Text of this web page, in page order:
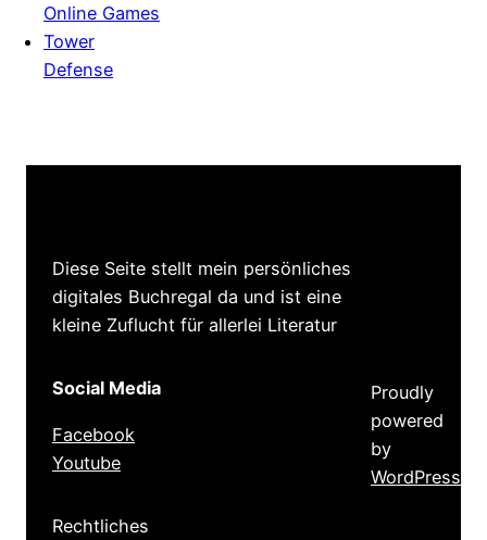
Online Games
Tower
Defense
Diese Seite stellt mein persönliches
digitales Buchregal da und ist eine
kleine Zuflucht für allerlei Literatur
Social Media
Facebook
Youtube
Rechtliches
Proudly
powered
by
WordPress